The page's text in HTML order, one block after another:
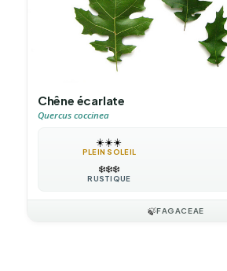
Chêne écarlate
Quercus coccinea
☀️☀️☀️
PLEIN SOLEIL
❄️❄️❄️
RUSTIQUE
🍃FAGACEAE